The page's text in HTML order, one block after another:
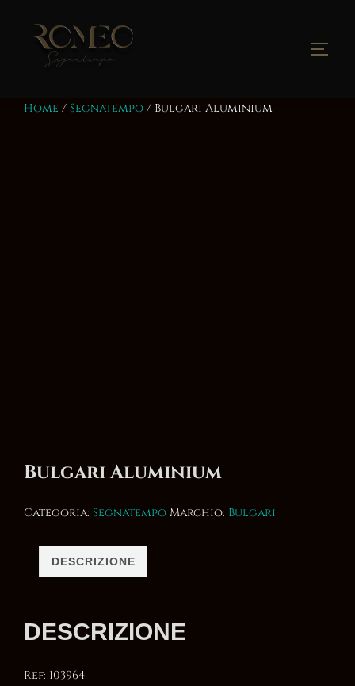
contenuto
Home / Segnatempo / Bulgari Aluminium
Bulgari Aluminium
Categoria: Segnatempo Marchio: Bulgari
DESCRIZIONE
DESCRIZIONE
Ref: 103964